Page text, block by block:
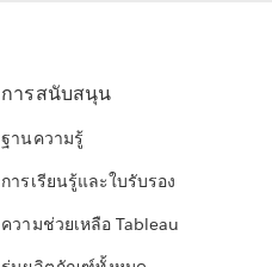
การสนับสนุน
ฐานความรู้
การเรียนรู้และใบรับรอง
ความช่วยเหลือ Tableau